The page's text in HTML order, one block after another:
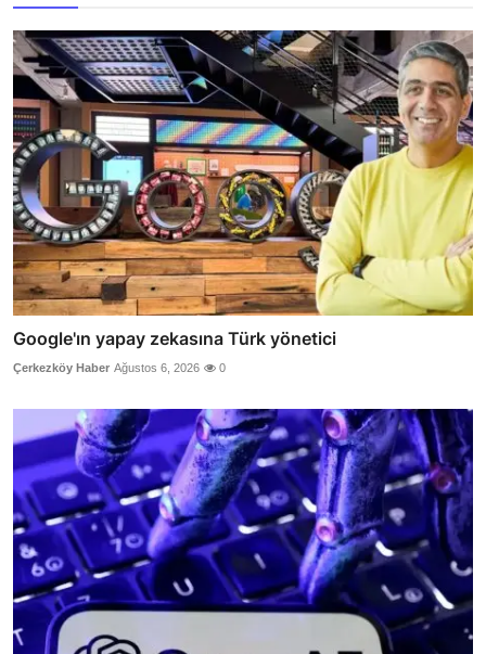
Google'ın yapay zekasına Türk yönetici
Çerkezköy Haber Ağustos 6, 2026 0